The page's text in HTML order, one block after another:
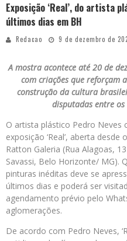
Exposição ‘Real’, do artista
últimos dias em BH
Redacao 9 de dezembro de
A mostra acontece até 20 de
com criações que reforçam
construção da cultura
disputadas entre
O artista plástico Pedro Neves
exposição ‘Real’, aberta
Ratton Galeria (Rua Alagoas,
Savassi, Belo Horizonte/ MG).
pinturas inéditas deve se
últimos dias e poderá ser
agendamento prévio pelo
aglomerações.
De acordo com Pedro Neves,